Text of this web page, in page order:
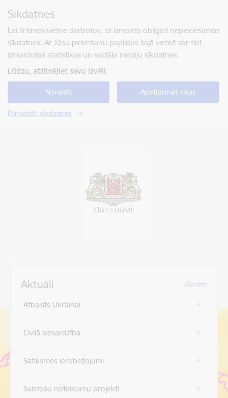
Sīkdatnes
Lai šī tīmekļvietne darbotos, tā izmanto obligāti nepieciešamās
sīkdatnes. Ar Jūsu piekrišanu papildus šajā vietnē var tikt
izmantotas statistikas un sociālo mediju sīkdatnes.
Lūdzu, atzīmējiet savu izvēli:
Noraidīt Apstiprināt visas
Pārvaldīt sīkdatnes
Aktuāli Aizvērt
Atbalsts Ukrainai
Civilā aizsardzība
Satiksmes ierobežojumi
Saistošo noteikumu projekti